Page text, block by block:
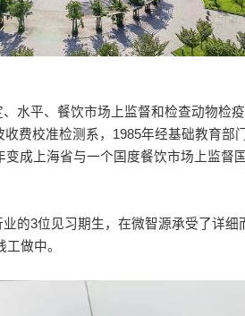
水平、餐饮市场上监督和检查动物检
费校准检测系，1985年经基础教育部
成上海省与一个国度餐饮市场上监督
的3位见习期生，在微智源承受了详
做中。